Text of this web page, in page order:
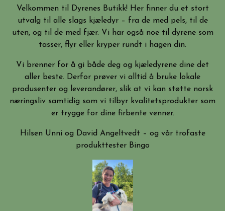
Velkommen til Dyrenes Butikk! Her finner du et stort
utvalg til alle slags kjæledyr – fra de med pels, til de
uten, og til de med fjær. Vi har også noe til dyrene som
tasser, flyr eller kryper rundt i hagen din.
Vi brenner for å gi både deg og kjæledyrene dine det
aller beste. Derfor prøver vi alltid å bruke lokale
produsenter og leverandører, slik at vi kan støtte norsk
næringsliv samtidig som vi tilbyr kvalitetsprodukter som
er trygge for dine firbente venner.
Hilsen Unni og David Angeltvedt – og vår trofaste
produkttester Bingo